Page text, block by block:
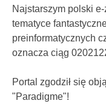
Najstarszym polski
tematyce
preinformatycznych
oznacza ciąg
Portal zgodził się
"Paradigme"!